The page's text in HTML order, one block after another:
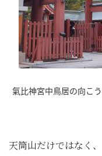
氣比神宮中鳥居の向こ
天筒山だけではなく